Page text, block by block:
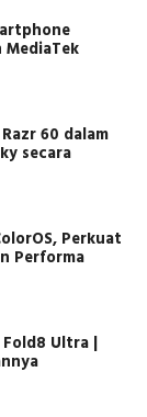
60 dalam
secara
Perkuat
Performa
Fold8 Ultra |